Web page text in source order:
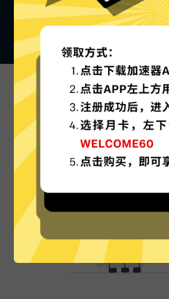
猴王加速